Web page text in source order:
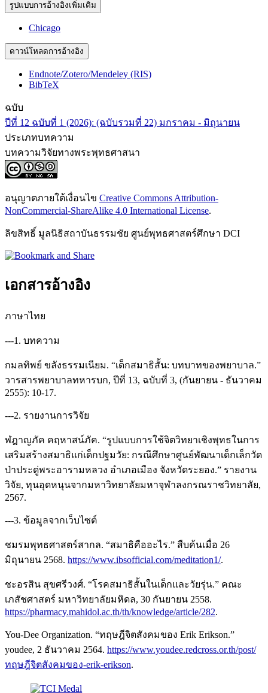
รูปแบบการอ้างอิงเพิ่มเติม
Chicago
ดาวน์โหลดการอ้างอิง
Endnote/Zotero/Mendeley (RIS)
BibTeX
ฉบับ
ปีที่ 12 ฉบับที่ 1 (2026): (ฉบับรวมที่ 22) มกราคม - มิถุนายน
ประเภทบทความ
บทความวิจัยทางพระพุทธศาสนา
อนุญาตภายใต้เงื่อนไข Creative Commons Attribution-
NonCommercial-ShareAlike 4.0 International License.
ลิขสิทธิ์ มูลนิธิสถาบันธรรมชัย ศูนย์พุทธศาสตร์ศึกษา DCI
เอกสารอ้างอิง
ภาษาไทย
---1. บทความ
กมลทิพย์ ขลังธรรมเนียม. “เด็กสมาธิสั้น: บทบาทของพยาบาล.”
วารสารพยาบาลทหารบก, ปีที่ 13, ฉบับที่ 3, (กันยายน - ธันวาคม
2555): 10-17.
---2. รายงานการวิจัย
ฬฎาญภัค คฤหาสน์ภัค. “รูปแบบการใช้จิตวิทยาเชิงพุทธในการ
เสริมสร้างสมาธิแก่เด็กปฐมวัย: กรณีศึกษาศูนย์พัฒนาเด็กเล็กวัด
ป่าประดู่พระอารามหลวง อำเภอเมือง จังหวัดระยอง.” รายงาน
วิจัย, ทุนอุดหนุนจากมหาวิทยาลัยมหาจุฬาลงกรณราชวิทยาลัย,
2567.
---3. ข้อมูลจากเว็บไซต์
ชมรมพุทธศาสตร์สากล. “สมาธิคืออะไร.” สืบค้นเมื่อ 26
มิถุนายน 2568. https://www.ibsofficial.com/meditation1/.
ชะอรสิน สุขศรีวงศ์. “โรคสมาธิสั้นในเด็กและวัยรุ่น.” คณะ
เภสัชศาสตร์ มหาวิทยาลัยมหิดล, 30 กันยายน 2558.
https://pharmacy.mahidol.ac.th/th/knowledge/article/282.
You-Dee Organization. “ทฤษฎีจิตสังคมของ Erik Erikson.”
youdee, 2 ธันวาคม 2564. https://www.youdee.redcross.or.th/post/
ทฤษฎีจิตสังคมของ-erik-erikson.